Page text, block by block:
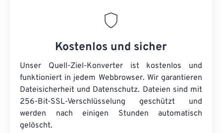
Kostenlos und sicher
Unser Quell-Ziel-Konverter ist kostenlos und
funktioniert in jedem Webbrowser. Wir garantieren
Dateisicherheit und Datenschutz. Dateien sind mit
256-Bit-SSL-Verschlüsselung geschützt und
werden nach einigen Stunden automatisch
gelöscht.